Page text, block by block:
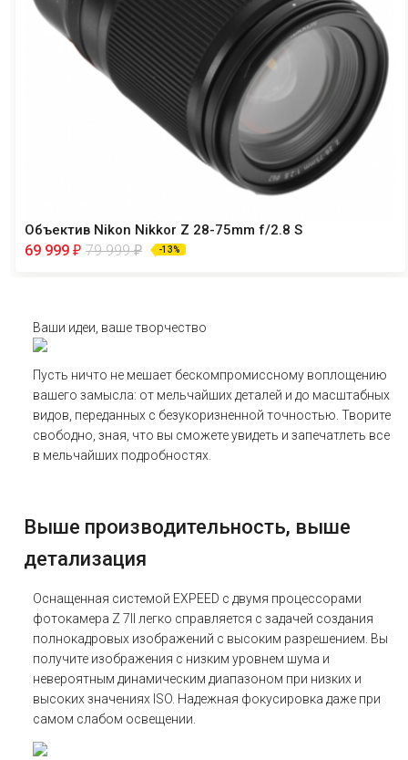
Объектив Nikon Nikkor Z 28-75mm f/2.8 S
69 999 ₽ 79 999₽ -13%
Ваши идеи, ваше творчество
Пусть ничто не мешает бескомпромиссному воплощению
вашего замысла: от мельчайших деталей и до масштабных
видов, переданных с безукоризненной точностью. Творите
свободно, зная, что вы сможете увидеть и запечатлеть все
в мельчайших подробностях.
Выше производительность, выше
детализация
Оснащенная системой EXPEED с двумя процессорами
фотокамера Z 7II легко справляется с задачей создания
полнокадровых изображений с высоким разрешением. Вы
получите изображения с низким уровнем шума и
невероятным динамическим диапазоном при низких и
высоких значениях ISO. Надежная фокусировка даже при
самом слабом освещении.